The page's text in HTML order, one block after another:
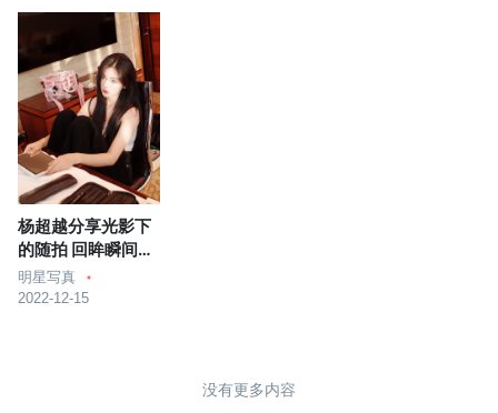
杨超越分享光影下
的随拍 回眸瞬间好
撩人
明星写真
2022-12-15
没有更多内容